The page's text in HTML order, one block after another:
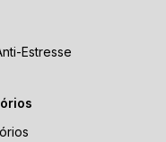
Estresse